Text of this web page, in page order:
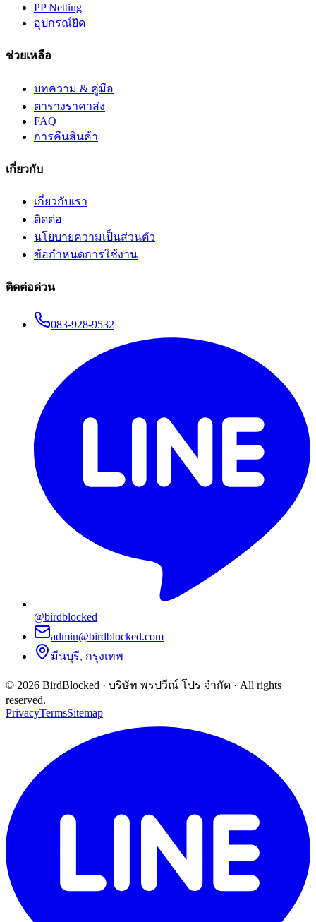
PP Netting
อุปกรณ์ยึด
ช่วยเหลือ
บทความ & คู่มือ
ตารางราคาส่ง
FAQ
การคืนสินค้า
เกี่ยวกับ
เกี่ยวกับเรา
ติดต่อ
นโยบายความเป็นส่วนตัว
ข้อกำหนดการใช้งาน
ติดต่อด่วน
083-928-9532
@birdblocked
admin@birdblocked.com
มีนบุรี, กรุงเทพ
© 2026 BirdBlocked · บริษัท พรปวีณ์ โปร จำกัด · All rights
reserved.
PrivacyTermsSitemap